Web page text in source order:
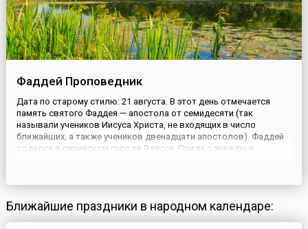
Фаддей Проповедник
Дата по старому стилю: 21 августа. В этот день отмечается
память святого Фаддея — апостола от семидесяти (так
называли учеников Иисуса Христа, не входящих в число
ближайших, а также учеников двенадцати апостолов). Фаддей
родился в сирийском городе Эдессе. Придя однажды в
встретив Иисуса, он стал...
Ближайшие праздники в народном календаре: